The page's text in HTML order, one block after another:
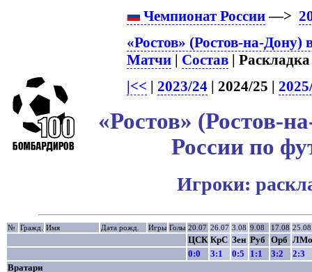
Чемпионат России—>
«Ростов» (Ростов-на-Дону)
Матчи | Состав |
|<< | 2023/24 | 2024/25 |
«Ростов» (Ростов-
России по
Игроки:
№ Гражд. Имя Дата рожд. Игры Голы 20.07 26.07 3.08 9.08 17.08 25.08
ЦСК КрС Зен Руб Орб ЛМо
0:0
3:1 0:5 1:1 3:2
2:3
Вратари